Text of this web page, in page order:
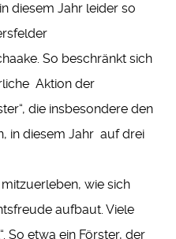
diesem Jahr leider so
So beschränkt sich
Aktion der
die insbesondere den
in diesem Jahr auf drei
wie sich
aufbaut. Viele
So etwa ein Förster, der